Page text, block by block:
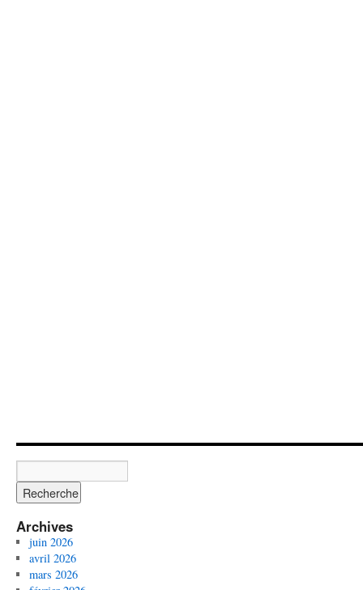
Archives
juin 2026
avril 2026
mars 2026